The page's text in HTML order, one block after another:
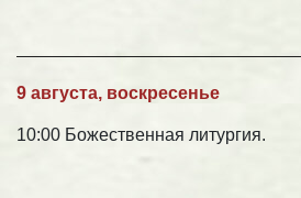
9 августа, воскресенье
10:00 Божественная литургия.